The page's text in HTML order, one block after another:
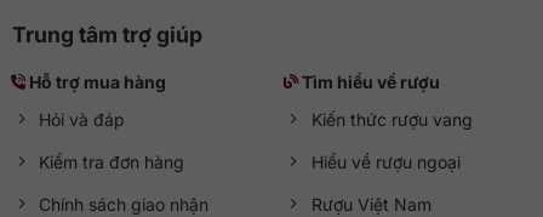
Trung tâm trợ giúp
Hỗ trợ mua hàng
Hỏi và đáp
Kiểm tra đơn hàng
Chính sách giao nhận
Tìm hiểu về rượu
Kiến thức rượu vang
Hiểu về rượu ngoại
Rượu Việt Nam